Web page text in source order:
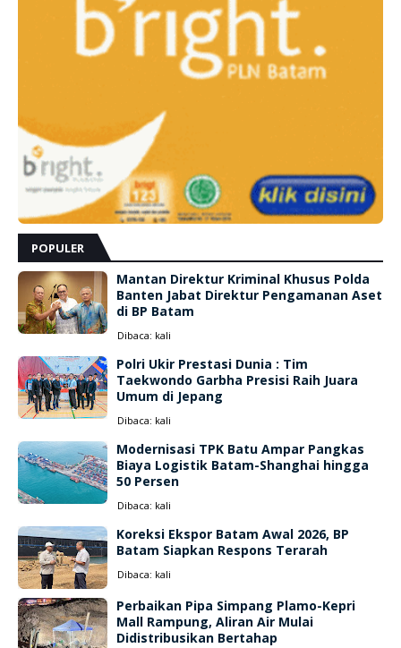
POPULER
Mantan Direktur Kriminal Khusus Polda
Banten Jabat Direktur Pengamanan Aset
di BP Batam
Dibaca: kali
Polri Ukir Prestasi Dunia : Tim
Taekwondo Garbha Presisi Raih Juara
Umum di Jepang
Dibaca: kali
Modernisasi TPK Batu Ampar Pangkas
Biaya Logistik Batam-Shanghai hingga
50 Persen
Dibaca: kali
Koreksi Ekspor Batam Awal 2026, BP
Batam Siapkan Respons Terarah
Dibaca: kali
Perbaikan Pipa Simpang Plamo-Kepri
Mall Rampung, Aliran Air Mulai
Didistribusikan Bertahap